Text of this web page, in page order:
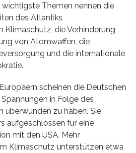
Themen nennen die
des Atlantiks
Klimaschutz, die Verhinderung
von Atomwaffen, die
und die internationale
scheinen die Deutschen
in Folge des
überwunden zu haben. Sie
aufgeschlos­sen für eine
mit den USA. Mehr
Klimaschutz unter­stützen etwa